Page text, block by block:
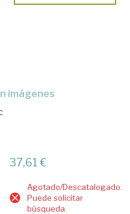
imágenes
37,61 €
Agotado/Descatalogado.
Puede solicitar
búsqueda.